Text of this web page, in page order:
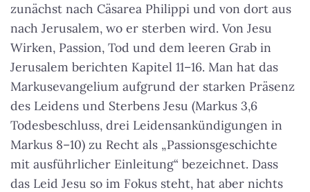
zunächst nach Cäsarea Philippi und von dort aus
nach Jerusalem, wo er sterben wird. Von Jesu
Wirken, Passion, Tod und dem leeren Grab in
Jerusalem berichten Kapitel 11–16. Man hat das
Markusevangelium aufgrund der starken Präsenz
des Leidens und Sterbens Jesu (Markus 3,6
Todesbeschluss, drei Leidensankündigungen in
Markus 8–10) zu Recht als „Passionsgeschichte
mit ausführlicher Einleitung“ bezeichnet. Dass
das Leid Jesu so im Fokus steht, hat aber nichts